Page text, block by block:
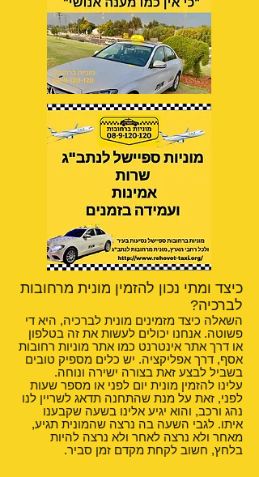
כיצד ומתי נכון להזמין מונית מרחובות
לברכיה?
השאלה כיצד מזמינים מונית לברכיה, היא די
פשוטה. אנחנו יכולים לעשות את זה בטלפון
או דרך אתר אינטרנט כמו אתר מוניות רחובות
אסף, דרך אפליקציה. יש כלים מספיק טובים
בשביל לבצע זאת בצורה ישירה ונוחה.
עלינו להזמין מונית יום לפני או מספר שעות
לפני, זאת על מנת שהתחנה תדאג לשריין לנו
נהג ורכב, והוא יגיע אלינו בשעה שקבענו
איתו. לגבי השעה בה נרצה שהמונית תגיע,
מאחר ולא נרצה לאחר ולא נרצה להיות
בלחץ, חשוב לקחת מקדם זמן סביר.